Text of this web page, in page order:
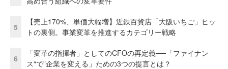
5
【売上170%、単価大幅増】近鉄百貨店「大阪いちご」ヒッ
トの裏側。事業変革を推進するカテゴリー戦略
6
「変革の指揮者」としてのCFOの再定義──「ファイナン
ス“で”企業を変える」ための3つの提言とは？